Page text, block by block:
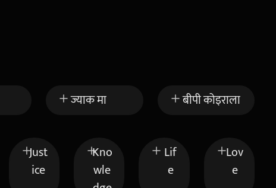
ज्याक मा बीपी कोइराला
Just
ice
Kno
wle
Lif
e
Lov
e